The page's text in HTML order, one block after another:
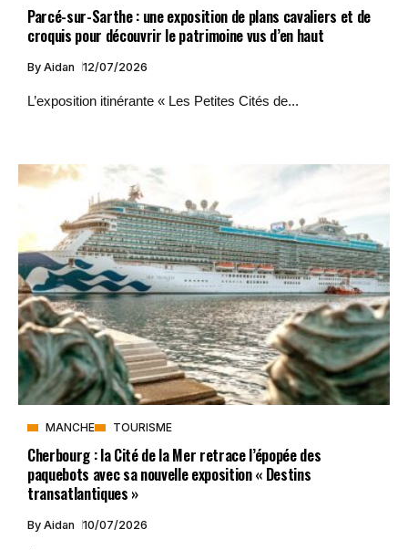
Parcé-sur-Sarthe : une exposition de plans cavaliers et de
croquis pour découvrir le patrimoine vus d’en haut
By Aidan 12/07/2026
L’exposition itinérante « Les Petites Cités de...
MANCHE TOURISME
Cherbourg : la Cité de la Mer retrace l’épopée des
paquebots avec sa nouvelle exposition « Destins
transatlantiques »
By Aidan 10/07/2026